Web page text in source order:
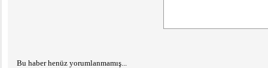
Bu haber henüz yorumlanmamış...